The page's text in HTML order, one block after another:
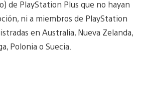
de PlayStation Plus que no hayan
ni a miembros de PlayStation
en Australia, Nueva Zelanda,
Polonia o Suecia.